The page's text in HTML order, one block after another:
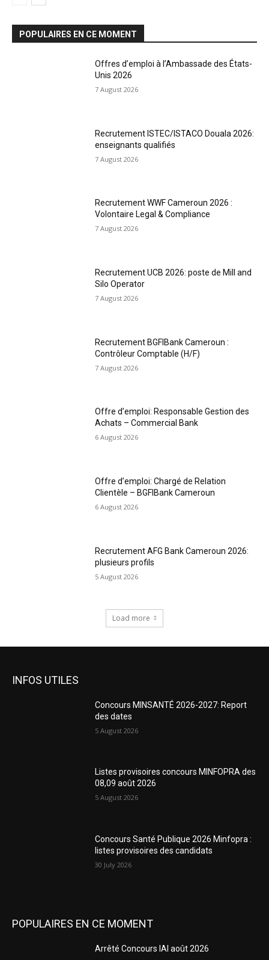
POPULAIRES EN CE MOMENT
Offres d’emploi à l’Ambassade des États-
Unis 2026
7 August 2026
Recrutement ISTEC/ISTACO Douala 2026:
enseignants qualifiés
7 August 2026
Recrutement WWF Cameroun 2026 :
Volontaire Legal & Compliance
7 August 2026
Recrutement UCB 2026: poste de Mill and
Silo Operator
7 August 2026
Recrutement BGFIBank Cameroun :
Contrôleur Comptable (H/F)
7 August 2026
Offre d’emploi: Responsable Gestion des
Achats – Commercial Bank
6 August 2026
Offre d’emploi: Chargé de Relation
Clientèle – BGFIBank Cameroun
6 August 2026
Recrutement AFG Bank Cameroun 2026:
plusieurs profils
5 August 2026
Load more
INFOS UTILES
Concours MINSANTÉ 2026-2027: Report
des dates
5 August 2026
Listes provisoires concours MINFOPRA des
08,09 août 2026
5 August 2026
Concours Santé Publique 2026 Minfopra :
listes provisoires des candidats
30 July 2026
POPULAIRES EN CE MOMENT
Arrêté Concours IAI août 2026